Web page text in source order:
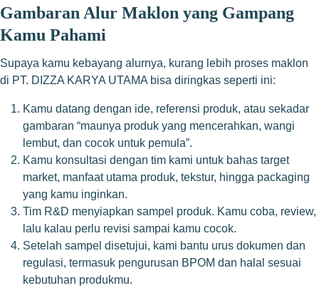
Gambaran Alur Maklon yang Gampang
Kamu Pahami
Supaya kamu kebayang alurnya, kurang lebih proses maklon
di PT. DIZZA KARYA UTAMA bisa diringkas seperti ini:
Kamu datang dengan ide, referensi produk, atau sekadar
gambaran “maunya produk yang mencerahkan, wangi
lembut, dan cocok untuk pemula”.
Kamu konsultasi dengan tim kami untuk bahas target
market, manfaat utama produk, tekstur, hingga packaging
yang kamu inginkan.
Tim R&D menyiapkan sampel produk. Kamu coba, review,
lalu kalau perlu revisi sampai kamu cocok.
Setelah sampel disetujui, kami bantu urus dokumen dan
regulasi, termasuk pengurusan BPOM dan halal sesuai
kebutuhan produkmu.